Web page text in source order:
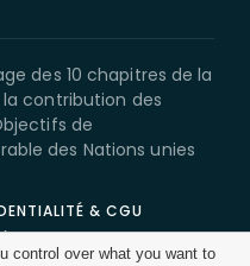
des 10 chapitres de la
contribution des
de
des Nations unies
& CGU
control over what you want to